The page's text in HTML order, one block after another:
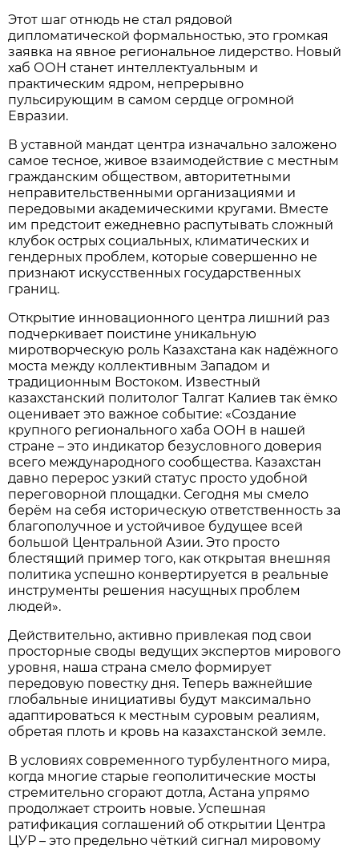
Этот шаг отнюдь не стал рядовой
дипломатической формальностью, это громкая
заявка на явное региональное лидерство. Новый
хаб ООН станет интеллектуальным и
практическим ядром, непрерывно
пульсирующим в самом сердце огромной
Евразии.
В уставной мандат центра изначально заложено
самое тесное, живое взаимодействие с местным
гражданским обществом, авторитетными
неправительственными организациями и
передовыми академическими кругами. Вместе
им предстоит ежедневно распутывать сложный
клубок острых социальных, климатических и
гендерных проблем, которые совершенно не
признают искусственных государственных
границ.
Открытие инновационного центра лишний раз
подчеркивает поистине уникальную
миротворческую роль Казахстана как надёжного
моста между коллективным Западом и
традиционным Востоком. Известный
казахстанский политолог Талгат Калиев так ёмко
оценивает это важное событие: «Создание
крупного регионального хаба ООН в нашей
стране – это индикатор безусловного доверия
всего международного сообщества. Казахстан
давно перерос узкий статус просто удобной
переговорной площадки. Сегодня мы смело
берём на себя историческую ответственность за
благополучное и устойчивое будущее всей
большой Центральной Азии. Это просто
блестящий пример того, как открытая внешняя
политика успешно конвертируется в реальные
инструменты решения насущных проблем
людей».
Действительно, активно привлекая под свои
просторные своды ведущих экспертов мирового
уровня, наша страна смело формирует
передовую повестку дня. Теперь важнейшие
глобальные инициативы будут максимально
адаптироваться к местным суровым реалиям,
обретая плоть и кровь на казахстанской земле.
В условиях современного турбулентного мира,
когда многие старые геополитические мосты
стремительно сгорают дотла, Астана упрямо
продолжает строить новые. Успешная
ратификация соглашений об открытии Центра
ЦУР – это предельно чёткий сигнал мировому